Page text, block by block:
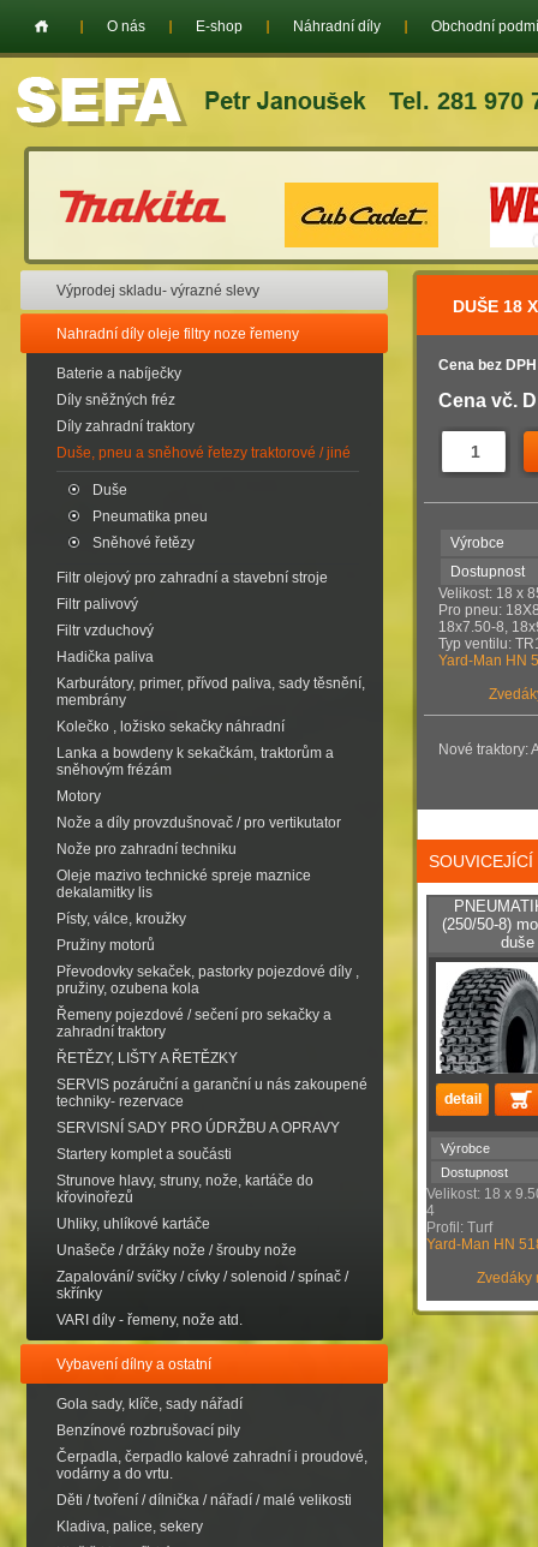
Tel. 281 970
O nás E-shop Náhradní díly Obchodní
Výprodej skladu- výrazné slevy
Nahradní díly oleje filtry noze řemeny
Baterie a nabíječky
Díly sněžných fréz
Díly zahradní traktory
Duše, pneu a sněhové řetezy traktorové / jiné
Duše
Pneumatika pneu
Sněhové řetězy
Filtr olejový pro zahradní a stavební stroje
Filtr palivový
Filtr vzduchový
Hadička paliva
Karburátory, primer, přívod paliva, sady těsnění,
membrány
Kolečko , ložisko sekačky náhradní
Lanka a bowdeny k sekačkám, traktorům a
sněhovým frézám
Motory
Nože a díly provzdušnovač / pro vertikutator
Nože pro zahradní techniku
Oleje mazivo technické spreje maznice
dekalamitky lis
Písty, válce, kroužky
Pružiny motorů
Převodovky sekaček, pastorky pojezdové díly ,
pružiny, ozubena kola
Řemeny pojezdové / sečení pro sekačky a
zahradní traktory
ŘETĚZY, LIŠTY A ŘETĚZKY
SERVIS pozáruční a garanční u nás zakoupené
techniky- rezervace
SERVISNÍ SADY PRO ÚDRŽBU A OPRAVY
Startery komplet a součásti
Strunove hlavy, struny, nože, kartáče do
křovinořezů
Uhliky, uhlíkové kartáče
Unašeče / držáky nože / šrouby nože
Zapalování/ svíčky / cívky / solenoid / spínač /
skřínky
VARI díly - řemeny, nože atd.
Vybavení dílny a ostatní
Gola sady, klíče, sady nářadí
Benzínové rozbrušovací pily
Čerpadla, čerpadlo kalové zahradní i proudové,
vodárny a do vrtu.
Děti / tvoření / dílnička / nářadí / malé velikosti
Kladiva, palice, sekery
DUŠE 18
Cena bez
Cena vč.
Výrobce
Dostupnost
Velikost: 18 x
Pro pneu:
18x7.50-8,
Typ ventilu:
Yard-Man HN
Nové traktory:
(250/50-8)
duše
Výrobce
Dostupnost
Velikost: 18 x
4
Profil: Turf
Yard-Man HN
Zvedáky